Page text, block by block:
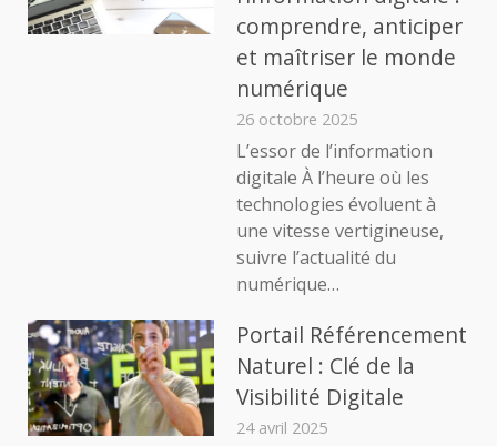
comprendre, anticiper
et maîtriser le monde
numérique
26 octobre 2025
L’essor de l’information
digitale À l’heure où les
technologies évoluent à
une vitesse vertigineuse,
suivre l’actualité du
numérique…
Portail Référencement
Naturel : Clé de la
Visibilité Digitale
24 avril 2025